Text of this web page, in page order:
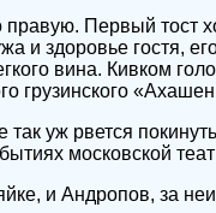
Первый тост
и здоровье гостя,
вина. Кивком
грузинского
уж рвется
московской
и Андропов, за